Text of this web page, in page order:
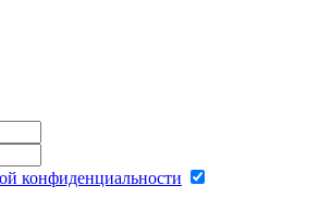
конфиденциальности